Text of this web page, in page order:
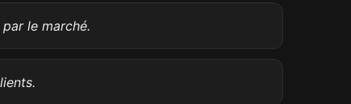
le marché.